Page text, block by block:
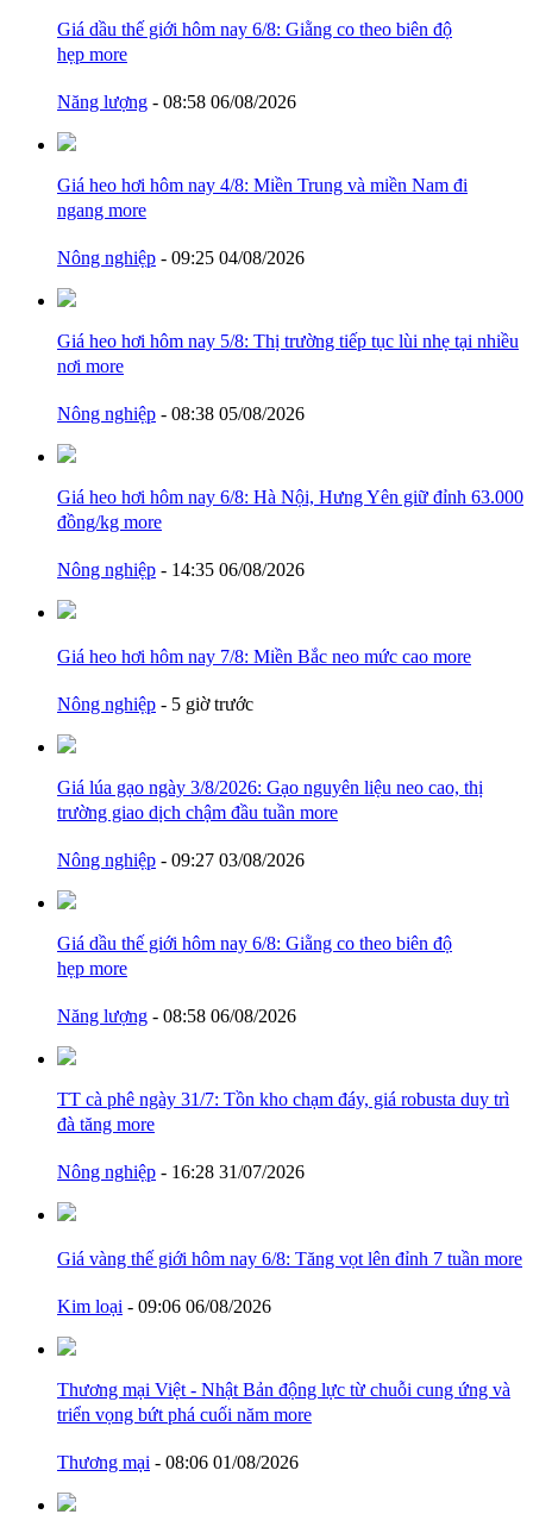
Giá dầu thế giới hôm nay 6/8: Giằng co theo biên độ
hẹp more
Năng lượng - 08:58 06/08/2026
Giá heo hơi hôm nay 4/8: Miền Trung và miền Nam đi
ngang more
Nông nghiệp - 09:25 04/08/2026
Giá heo hơi hôm nay 5/8: Thị trường tiếp tục lùi nhẹ tại nhiều
nơi more
Nông nghiệp - 08:38 05/08/2026
Giá heo hơi hôm nay 6/8: Hà Nội, Hưng Yên giữ đỉnh 63.000
đồng/kg more
Nông nghiệp - 14:35 06/08/2026
Giá heo hơi hôm nay 7/8: Miền Bắc neo mức cao more
Nông nghiệp - 5 giờ trước
Giá lúa gạo ngày 3/8/2026: Gạo nguyên liệu neo cao, thị
trường giao dịch chậm đầu tuần more
Nông nghiệp - 09:27 03/08/2026
Giá dầu thế giới hôm nay 6/8: Giằng co theo biên độ
hẹp more
Năng lượng - 08:58 06/08/2026
TT cà phê ngày 31/7: Tồn kho chạm đáy, giá robusta duy trì
đà tăng more
Nông nghiệp - 16:28 31/07/2026
Giá vàng thế giới hôm nay 6/8: Tăng vọt lên đỉnh 7 tuần more
Kim loại - 09:06 06/08/2026
Thương mại Việt - Nhật Bản động lực từ chuỗi cung ứng và
triển vọng bứt phá cuối năm more
Thương mại - 08:06 01/08/2026